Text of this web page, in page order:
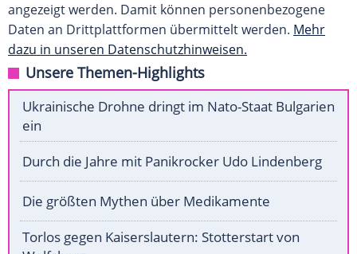
angezeigt werden. Damit können personenbezogene
Daten an Drittplattformen übermittelt werden. Mehr
dazu in unseren Datenschutzhinweisen.
Unsere Themen-Highlights
Ukrainische Drohne dringt im Nato-Staat Bulgarien
ein
Durch die Jahre mit Panikrocker Udo Lindenberg
Die größten Mythen über Medikamente
Torlos gegen Kaiserslautern: Stotterstart von